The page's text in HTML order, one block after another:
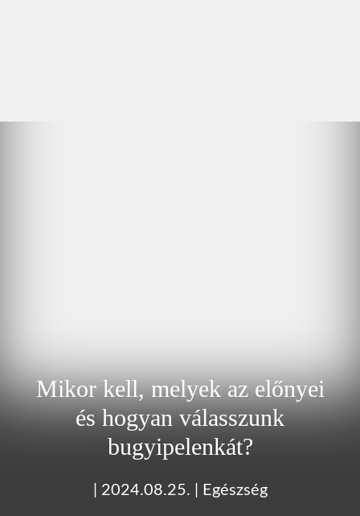
Mikor kell, melyek az előnyei
és hogyan válasszunk
bugyipelenkát?
2024.08.25. Egészség